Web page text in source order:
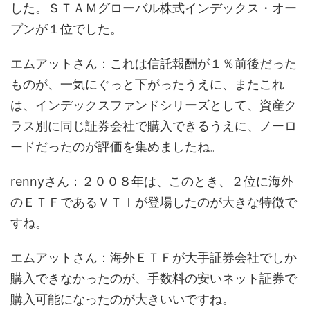
した。ＳＴＡＭグローバル株式インデックス・オー
プンが１位でした。
エムアットさん：これは信託報酬が１％前後だった
ものが、一気にぐっと下がったうえに、またこれ
は、インデックスファンドシリーズとして、資産ク
ラス別に同じ証券会社で購入できるうえに、ノーロ
ードだったのが評価を集めましたね。
rennyさん：２００８年は、このとき、２位に海外
のＥＴＦであるＶＴＩが登場したのが大きな特徴で
すね。
エムアットさん：海外ＥＴＦが大手証券会社でしか
購入できなかったのが、手数料の安いネット証券で
購入可能になったのが大きいいですね。